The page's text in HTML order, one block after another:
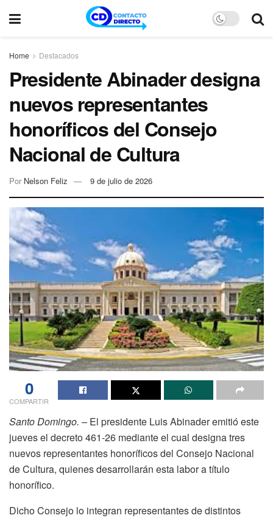
Home Destacados
Presidente Abinader designa
nuevos representantes
honoríficos del Consejo
Nacional de Cultura
Por Nelson Feliz 9 de julio de 2026
0
COMPARTIR
Santo Domingo. –El presidente Luis Abinader emitió este
jueves el decreto 461-26 mediante el cual designa tres
nuevos representantes honoríficos del Consejo Nacional
de Cultura, quienes desarrollarán esta labor a título
honorífico.
Dicho Consejo lo integran representantes de distintos